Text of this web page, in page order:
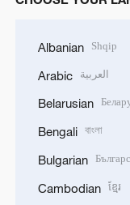
Albanian Shqip
Arabic العربية
Belarusian
Bengali বাংলা
Bulgarian
Cambodian ខ្មែរ